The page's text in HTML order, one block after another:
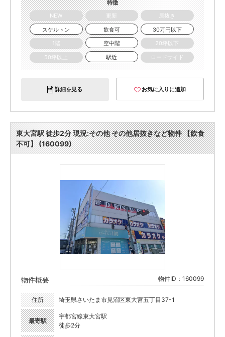
特徴
NEW
更新
居抜き
スケルトン
飲食可
30万円以下
1階
空中階
20坪以下
50坪以上
駅近 ロードサイド
詳細を見る お気に入りに追加
東大宮駅 徒歩2分 現況:その他 その他居抜きなど物件 【飲食
不可】 (160099)
物件概要 物件ID：160099
住所 埼玉県さいたま市見沼区東大宮五丁目37-1
最寄駅
宇都宮線東大宮駅
徒歩2分